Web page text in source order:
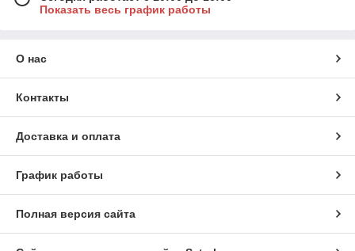
Показать весь график работы
О нас
Контакты
Доставка и оплата
График работы
Полная версия сайта